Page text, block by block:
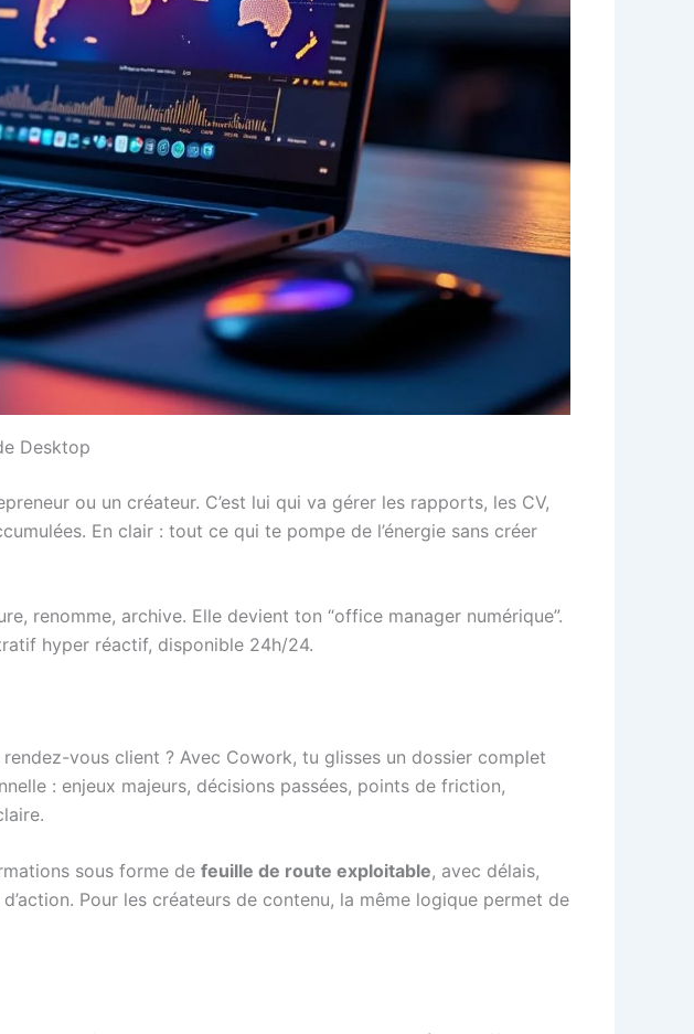
Desktop
ou un créateur. C’est lui qui va gérer les rapports, les CV,
En clair : tout ce qui te pompe de l’énergie sans créer
renomme, archive. Elle devient ton “office manager numérique”.
hyper réactif, disponible 24h/24.
vous client ? Avec Cowork, tu glisses un dossier complet
: enjeux majeurs, décisions passées, points de friction,
sous forme de feuille de route exploitable, avec délais,
Pour les créateurs de contenu, la même logique permet de